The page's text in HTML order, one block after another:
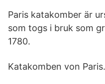
Paris katakomber är
som togs i bruk som
1780.
Katakomben von Paris.